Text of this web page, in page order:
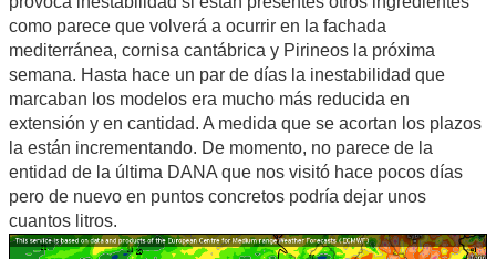
como parece que volverá a ocurrir en la fachada
mediterránea, cornisa cantábrica y Pirineos la próxima
semana. Hasta hace un par de días la inestabilidad que
marcaban los modelos era mucho más reducida en
extensión y en cantidad. A medida que se acortan los plazos
la están incrementando. De momento, no parece de la
entidad de la última DANA que nos visitó hace pocos días
pero de nuevo en puntos concretos podría dejar unos
cuantos litros.